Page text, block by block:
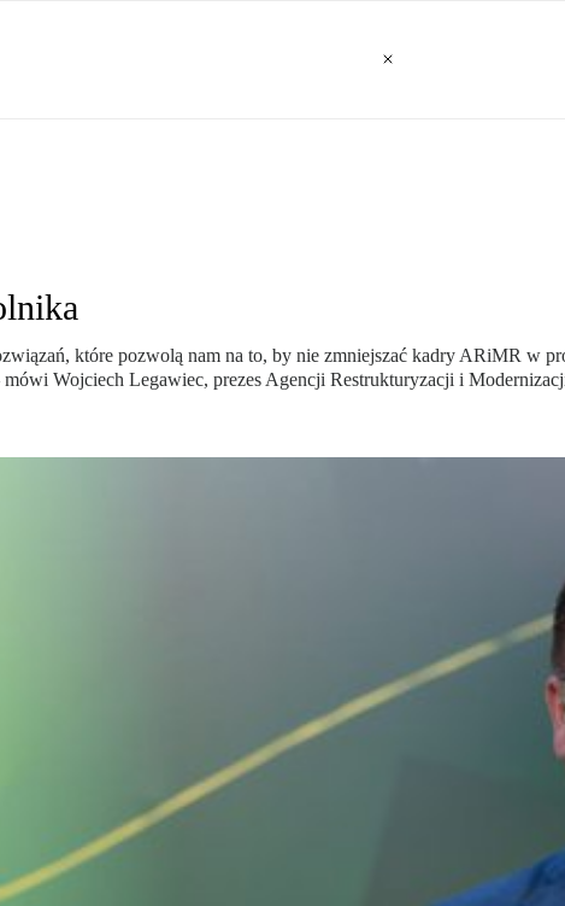
które pozwolą nam na to, by nie zmniejszać kadry ARiMR w
Wojciech Legawiec, prezes Agencji Restrukturyzacji i